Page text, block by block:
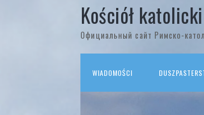
Kościół
Официальный сайт Римско-
WIADOMOŚCI